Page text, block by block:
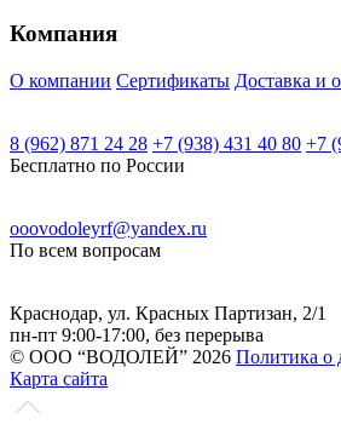
Компания
О компании Сертификаты Доставка и
8 (962) 871 24 28 +7 (938) 431 40 80 +7
Бесплатно по России
ooovodoleyrf@yandex.ru
По всем вопросам
Краснодар, ул. Красных Партизан, 2/1
пн-пт 9:00-17:00, без перерыва
© ООО “ВОДОЛЕЙ” 2026 Политика о
Карта сайта